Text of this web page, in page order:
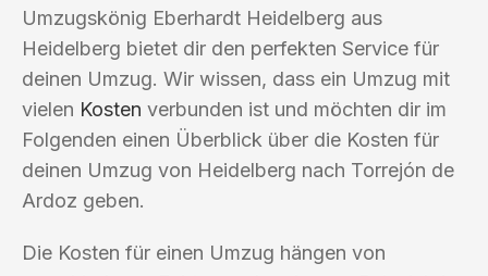
Umzugskönig Eberhardt Heidelberg aus
Heidelberg bietet dir den perfekten Service für
deinen Umzug. Wir wissen, dass ein Umzug mit
vielen Kosten verbunden ist und möchten dir im
Folgenden einen Überblick über die Kosten für
deinen Umzug von Heidelberg nach Torrejón de
Ardoz geben.
Die Kosten für einen Umzug hängen von